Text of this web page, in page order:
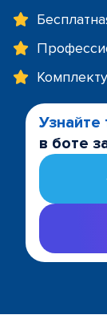
Узнайте
в боте